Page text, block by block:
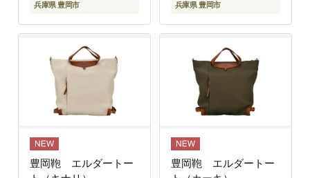
兵庫県 豊岡市 兵庫県 豊岡市
豊岡鞄 エルダートー
豊岡鞄 エルダートー